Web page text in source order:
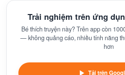
Trải nghiệm trên ứng
Bé thích truyện này? Trên app còn
— không quảng cáo, nhiều tính năng
hơn
Tải trên